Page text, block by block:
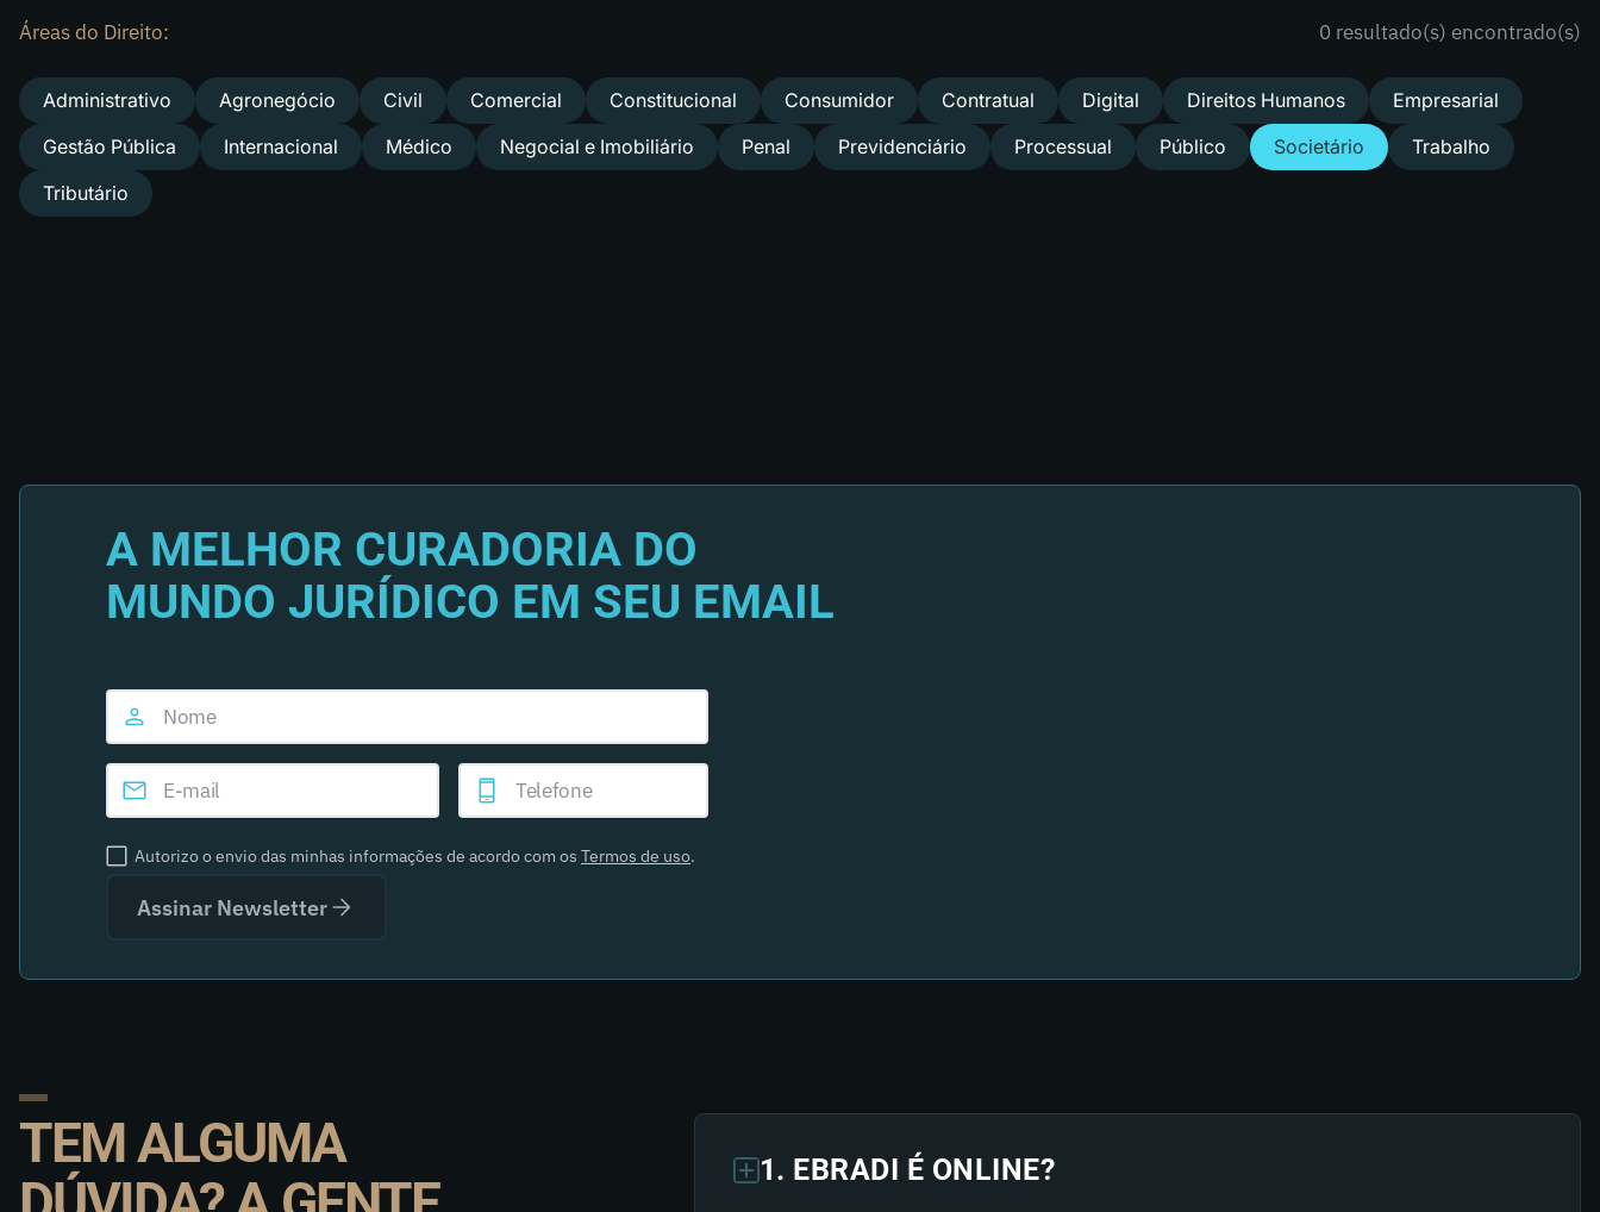
Áreas do Direito: 0 resultado(s) encontrado(s)
Administrativo Agronegócio Civil Comercial Constitucional Consumidor Contratual Digital Direitos Humanos
Empresarial
Gestão Pública
Internacional Médico Negocial e Imobiliário Penal Previdenciário Processual Público Societário
Trabalho
Tributário
A MELHOR CURADORIA DO
MUNDO JURÍDICO EM SEU EMAIL
Autorizo o envio das minhas informações de acordo com os Termos de uso.
Assinar Newsletter
TEM ALGUMA
1. EBRADI É ONLINE?